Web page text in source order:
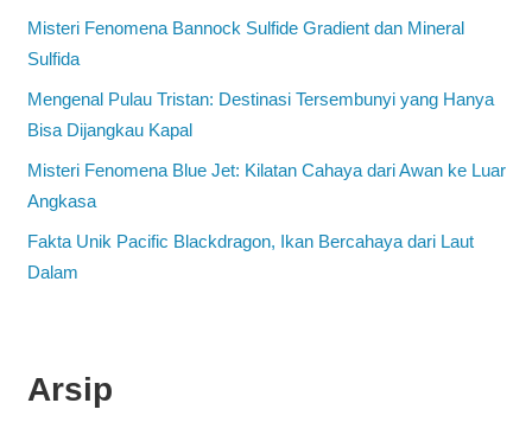
Misteri Fenomena Bannock Sulfide Gradient dan Mineral
Sulfida
Mengenal Pulau Tristan: Destinasi Tersembunyi yang Hanya
Bisa Dijangkau Kapal
Misteri Fenomena Blue Jet: Kilatan Cahaya dari Awan ke Luar
Angkasa
Fakta Unik Pacific Blackdragon, Ikan Bercahaya dari Laut
Dalam
Arsip